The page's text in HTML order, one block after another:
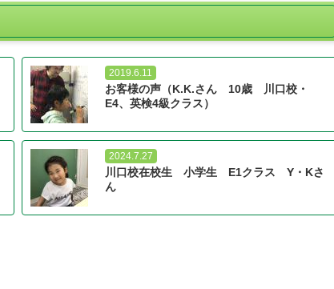
2019.6.11
お客様の声（K.K.さん 10歳 川口校・
E4、英検4級クラス）
2024.7.27
川口校在校生 小学生 E1クラス Y・Kさ
ん